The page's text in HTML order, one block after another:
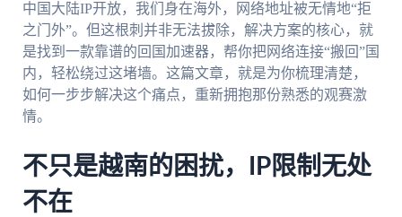
中国大陆IP开放，我们身在海外，网络地址被无情地“拒
之门外”。但这根刺并非无法拔除，解决方案的核心，就
是找到一款靠谱的回国加速器，帮你把网络连接“搬回”国
内，轻松绕过这堵墙。这篇文章，就是为你梳理清楚，
如何一步步解决这个痛点，重新拥抱那份熟悉的观赛激
情。
不只是越南的困扰，IP限制无处
不在